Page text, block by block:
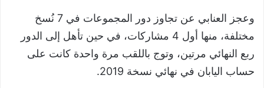
وعجز العنابي عن تجاوز دور المجموعات في 7 نُسخ
مختلفة، منها أول 4 مشاركات، في حين تأهل إلى الدور
ربع النهائي مرتين، وتوج باللقب مرة واحدة كانت على
حساب اليابان في نهائي نسخة 2019.